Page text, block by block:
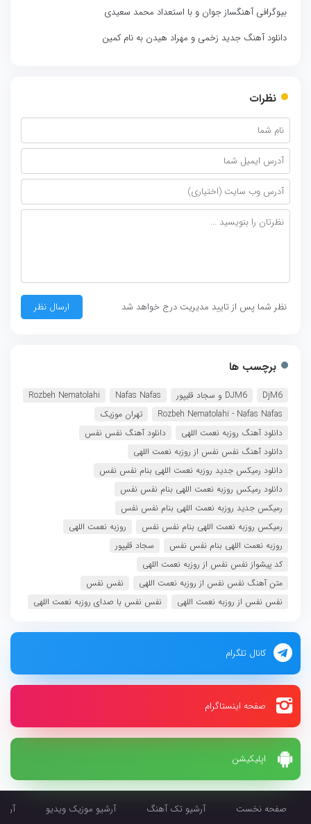
اپلیکیشن
بیوگرافی آهنگساز جوان و با استعداد محمد سعیدی
دانلود آهنگ جدید زخمی و مهراد هیدن به نام کمین
نظرات
نظر شما پس از تایید مدیریت درج خواهد شد
برچسب ها
DjM6 DJM6 و سجاد قلیپور Nafas Nafas
Rozbeh Nematolahi
Rozbeh Nematolahi - Nafas Nafas
تهران موزیک
دانلود آهنگ روزبه نعمت اللهی
دانلود آهنگ نفس نفس
دانلود آهنگ نفس نفس از روزبه نعمت اللهی
دانلود رمیکس جدید روزبه نعمت اللهی بنام نفس نفس
دانلود رمیکس روزبه نعمت اللهی بنام نفس نفس
رمیکس جدید روزبه نعمت اللهی بنام نفس نفس
رمیکس روزبه نعمت اللهی بنام نفس نفس
روزبه نعمت اللهی
روزبه نعمت اللهی بنام نفس نفس
سجاد قلیپور
کد پیشواز نفس نفس از روزبه نعمت اللهی
متن آهنگ نفس نفس از روزبه نعمت اللهی
نفس نفس
نفس نفس از روزبه نعمت اللهی
نفس نفس با صدای روزبه نعمت اللهی
کانال تلگرام
صفحه اینستاگرام
صفحه نخست آرشیو تک آهنگ آرشیو موزیک ویدیو